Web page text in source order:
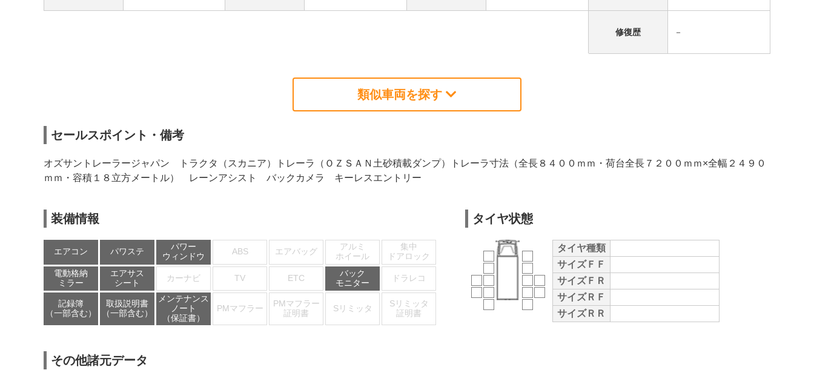
修復歴 －
類似車両を探す
セールスポイント・備考
オズサントレーラージャパン トラクタ（スカニア）トレーラ（ＯＺＳＡＮ土砂積載ダンプ）トレーラ寸法（全長８４００ｍｍ・荷台全長７２００ｍｍ×全幅２４９０
ｍｍ・容積１８立方メートル） レーンアシスト バックカメラ キーレスエントリー
装備情報
エアコン パワステ
パワー
ウィンドウ
ABS エアバッグ
アルミ
ホイール
集中
ドアロック
電動格納
ミラー
エアサス
シート
カーナビ TV ETC
バック
モニター
ドラレコ
記録簿
（一部含む）
取扱説明書
（一部含む）
メンテナンス
ノート
（保証書）
PMマフラー
PMマフラー
証明書
Sリミッタ
Sリミッタ
証明書
タイヤ状態
タイヤ種類
サイズＦＦ
サイズＦＲ
サイズＲＦ
サイズＲＲ
その他諸元データ